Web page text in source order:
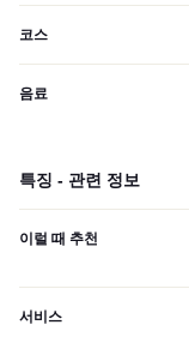
코스
음료
특징 - 관련 정보
이럴 때 추천
서비스